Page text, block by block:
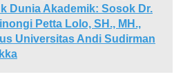
Dunia Akademik: Sosok Dr.
Petta Lolo, SH., MH.,
Universitas Andi Sudirman